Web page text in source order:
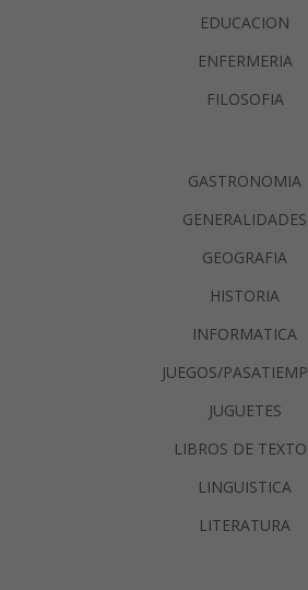
EDUCACION
ENFERMERIA
FILOSOFIA
GASTRONOMIA
GENERALIDADES
GEOGRAFIA
HISTORIA
INFORMATICA
JUEGOS/
JUGUETES
LIBROS DE
LINGUISTICA
LITERATURA